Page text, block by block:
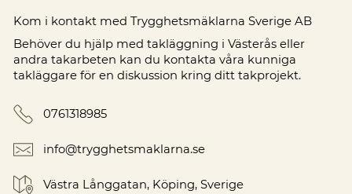
Kom i kontakt med Trygghetsmäklarna Sverige AB
Behöver du hjälp med takläggning i Västerås eller
andra takarbeten kan du kontakta våra kunniga
takläggare för en diskussion kring ditt takprojekt.
Telefonnummer
0761318985
E-postadress
info@trygghetsmaklarna.se
AdressVästra Långgatan, Köping, Sverige